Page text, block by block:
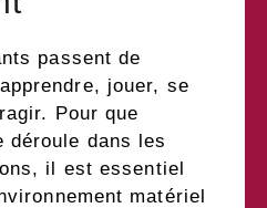
passent de
jouer, se
Pour que
déroule dans les
il est essentiel
matériel